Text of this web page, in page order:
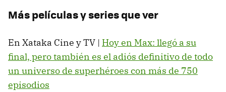
Más películas y series que ver
En Xataka Cine y TV | Hoy en Max: llegó a su
final, pero también es el adiós definitivo de todo
un universo de superhéroes con más de 750
episodios